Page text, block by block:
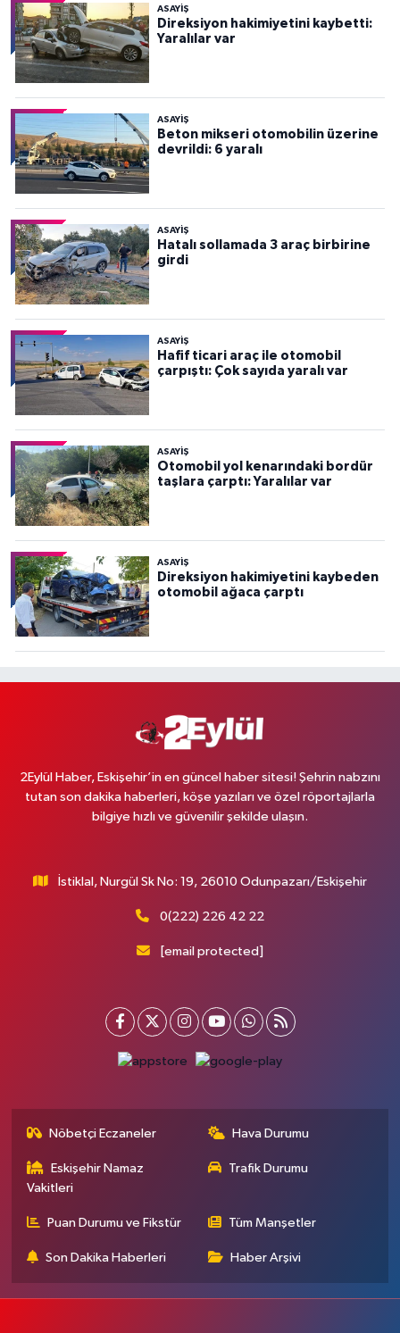
ASAYİŞ
Direksiyon hakimiyetini kaybetti:
Yaralılar var
ASAYİŞ
Beton mikseri otomobilin üzerine
devrildi: 6 yaralı
ASAYİŞ
Hatalı sollamada 3 araç birbirine
girdi
ASAYİŞ
Hafif ticari araç ile otomobil
çarpıştı: Çok sayıda yaralı var
ASAYİŞ
Otomobil yol kenarındaki bordür
taşlara çarptı: Yaralılar var
ASAYİŞ
Direksiyon hakimiyetini kaybeden
otomobil ağaca çarptı
2Eylül Haber, Eskişehir’in en güncel haber sitesi! Şehrin nabzını
tutan son dakika haberleri, köşe yazıları ve özel röportajlarla
bilgiye hızlı ve güvenilir şekilde ulaşın.
İstiklal, Nurgül Sk No: 19, 26010 Odunpazarı/Eskişehir
0(222) 226 42 22
[email protected]
Nöbetçi Eczaneler Hava Durumu
Eskişehir Namaz
Vakitleri
Trafik Durumu
Puan Durumu ve Fikstür Tüm Manşetler
Son Dakika Haberleri Haber Arşivi